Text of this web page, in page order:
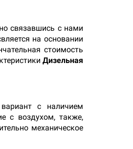
связавшись с нами
на основании
стоимость
Дизельная
с наличием
с воздухом, также,
механическое